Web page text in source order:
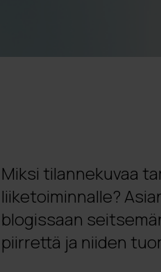
Miksi tilannekuvaa
liiketoiminnalle?
blogissaan
piirrettä ja niiden